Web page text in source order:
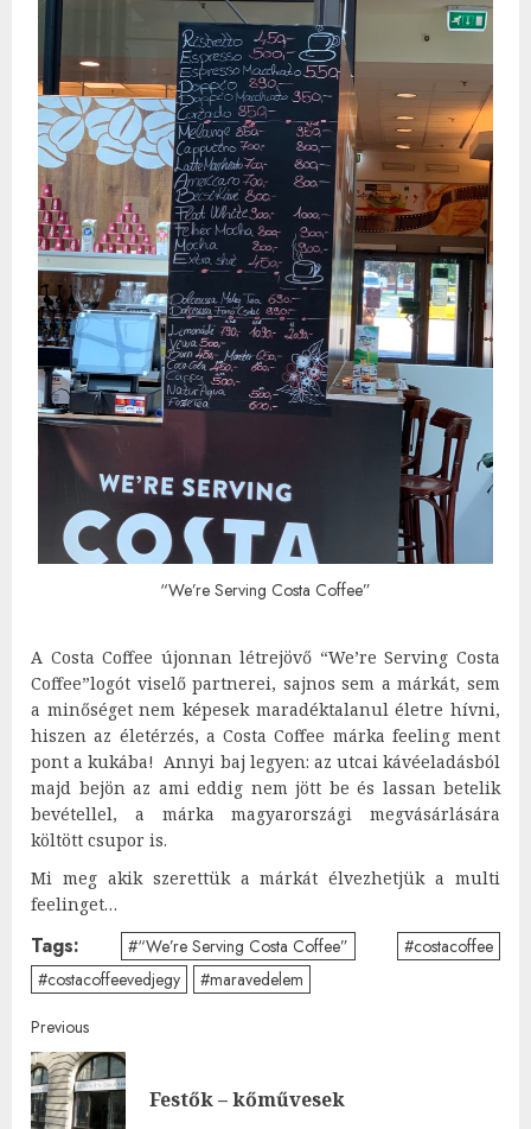
“We’re Serving Costa Coffee”
A Costa Coffee újonnan létrejövő “We’re Serving Costa
Coffee”logót viselő partnerei, sajnos sem a márkát, sem
a minőséget nem képesek maradéktalanul életre hívni,
hiszen az életérzés, a Costa Coffee márka feeling ment
pont a kukába! Annyi baj legyen: az utcai kávéeladásból
majd bejön az ami eddig nem jött be és lassan betelik
bevétellel, a márka magyarországi megvásárlására
költött csupor is.
Mi meg akik szerettük a márkát élvezhetjük a multi
feelinget…
Tags: #“We’re Serving Costa Coffee”
#costacoffee
#costacoffeevedjegy
#maravedelem
Post
navigation
Previous
Festők – kőművesek